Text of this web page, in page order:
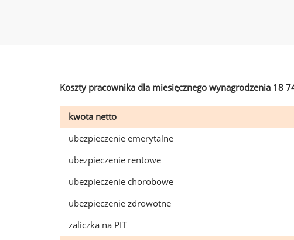
Koszty pracownika dla miesięcznego wynagrodzenia 18
kwota netto
ubezpieczenie emerytalne
ubezpieczenie rentowe
ubezpieczenie chorobowe
ubezpieczenie zdrowotne
zaliczka na PIT